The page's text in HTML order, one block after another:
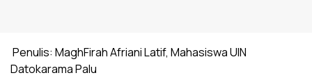
Penulis: MaghFirah Afriani Latif, Mahasiswa UIN
Datokarama Palu